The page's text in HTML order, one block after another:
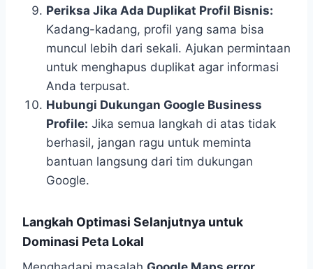
Periksa Jika Ada Duplikat Profil Bisnis:
Kadang-kadang, profil yang sama bisa
muncul lebih dari sekali. Ajukan permintaan
untuk menghapus duplikat agar informasi
Anda terpusat.
Hubungi Dukungan Google Business
Profile: Jika semua langkah di atas tidak
berhasil, jangan ragu untuk meminta
bantuan langsung dari tim dukungan
Google.
Langkah Optimasi Selanjutnya untuk
Dominasi Peta Lokal